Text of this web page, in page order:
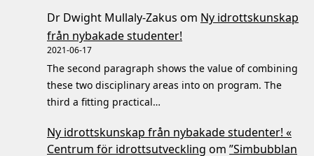
Dr Dwight Mullaly-Zakus om Ny idrottskunskap
från nybakade studenter!
2021-06-17
The second paragraph shows the value of combining
these two disciplinary areas into on program. The
third a fitting practical…
Ny idrottskunskap från nybakade studenter! «
Centrum för idrottsutveckling om ”Simbubblan